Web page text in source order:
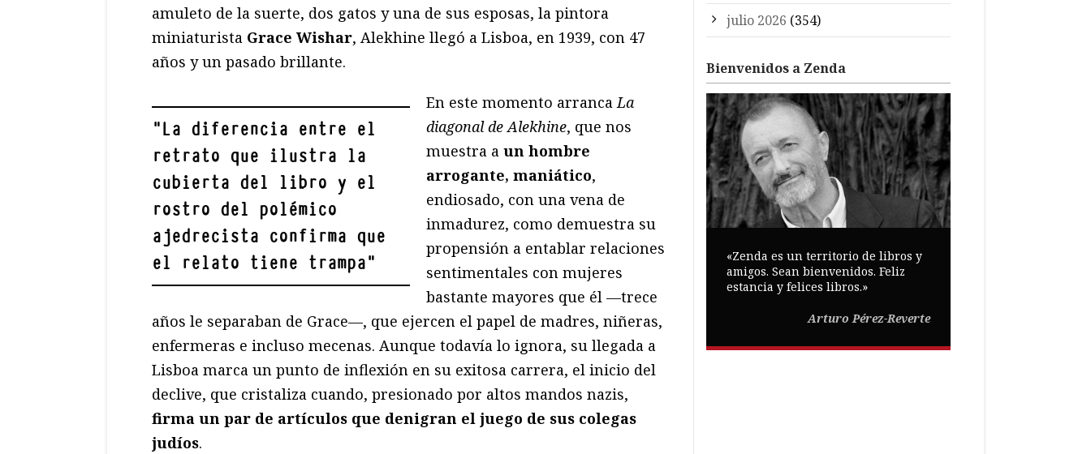
amuleto de la suerte, dos gatos y una de sus esposas, la pintora
miniaturista Grace Wishar, Alekhine llegó a Lisboa, en 1939, con 47
años y un pasado brillante.
"La diferencia entre el
retrato que ilustra la
cubierta del libro y el
rostro del polémico
ajedrecista confirma que
el relato tiene trampa"
En este momento arrancaLa
diagonal de Alekhine, que nos
muestra aun hombre
arrogante, maniático,
endiosado, con una vena de
inmadurez, como demuestra su
propensión a entablar relaciones
sentimentales con mujeres
bastante mayores que él —trece
años le separaban de Grace—, que ejercen el papel de madres, niñeras,
enfermeras e incluso mecenas. Aunque todavía lo ignora, su llegada a
Lisboa marca un punto de inflexión en su exitosa carrera, el inicio del
declive, que cristaliza cuando, presionado por altos mandos nazis,
firma un par de artículos que denigran el juego de sus colegas
judíos.
julio 2026 (354)
Bienvenidos a Zenda
«Zenda es un territorio de libros y
amigos. Sean bienvenidos. Feliz
estancia y felices libros.»
Arturo Pérez-Reverte